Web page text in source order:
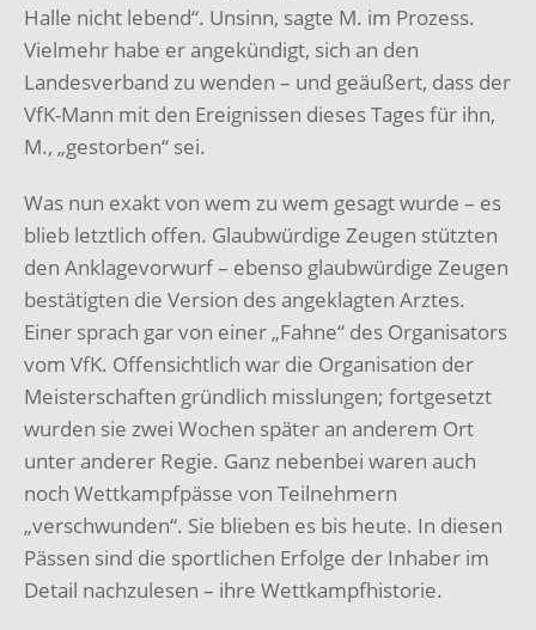
Halle nicht lebend“. Unsinn, sagte M. im Prozess.
Vielmehr habe er angekündigt, sich an den
Landesverband zu wenden – und geäußert, dass der
VfK-Mann mit den Ereignissen dieses Tages für ihn,
M., „gestorben“ sei.
Was nun exakt von wem zu wem gesagt wurde – es
blieb letztlich offen. Glaubwürdige Zeugen stützten
den Anklagevorwurf – ebenso glaubwürdige Zeugen
bestätigten die Version des angeklagten Arztes.
Einer sprach gar von einer „Fahne“ des Organisators
vom VfK. Offensichtlich war die Organisation der
Meisterschaften gründlich misslungen; fortgesetzt
wurden sie zwei Wochen später an anderem Ort
unter anderer Regie. Ganz nebenbei waren auch
noch Wettkampfpässe von Teilnehmern
„verschwunden“. Sie blieben es bis heute. In diesen
Pässen sind die sportlichen Erfolge der Inhaber im
Detail nachzulesen – ihre Wettkampfhistorie.